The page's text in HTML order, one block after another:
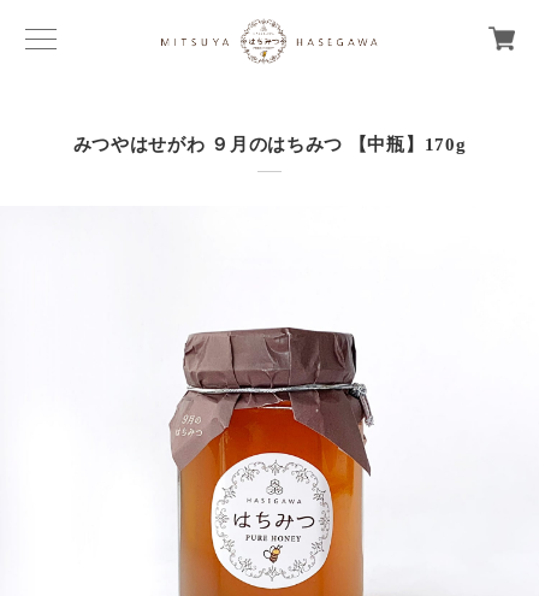
みつやはせがわ ９月のはちみつ 【中瓶】170g